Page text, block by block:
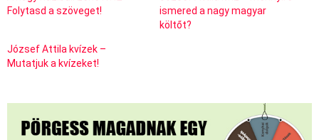
Folytasd a szöveget!
ismered a nagy magyar
költőt?
József Attila kvízek –
Mutatjuk a kvízeket!